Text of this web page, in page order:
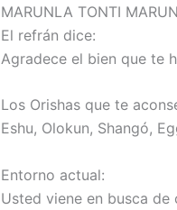
MARUNLA TONTI
El refrán dice:
Agradece el bien que te
Los Orishas que te
Eshu, Olokun, Shangó,
Entorno actual:
Usted viene en busca